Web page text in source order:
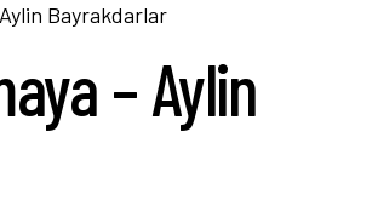
Bayrakdarlar
– Aylin